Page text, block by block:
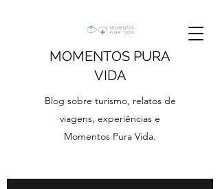
MOMENTOS PURA
VIDA
Blog sobre turismo, relatos de
viagens, experiências e
Momentos Pura Vida.